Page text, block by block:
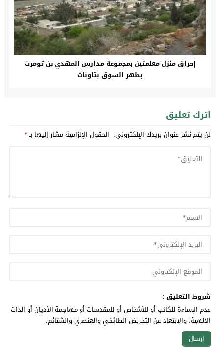
إحراق منزل معلمتين بمجموعة مدارس المهدي بن تومرت
بطهر السوق بتاونات
اترك تعليق
لن يتم نشر عنوان بريدك الإلكتروني. الحقول الإلزامية مشار إليها بـ*
شروط التعليق :
عدم الإساءة للكاتب أو للأشخاص أو للمقدسات أو مهاجمة الأديان أو الذات
الالهية. والابتعاد عن التحريض الطائفي والعنصري والشتائم.